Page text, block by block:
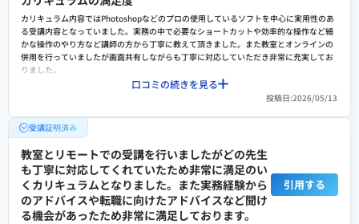
去から増えた機能についても学べて良かったです。 また、コーディングでは最近のWEB
のフレームデザインの主流（階層の分け方や動かし方）を知ることができました。
検討者向けにおすすめポイント
ソフトの操作方法を学ぶのにオススメだと思います。創造性を広げるための学びは別コ
ースも併せてチョイス必要かと思いますが、基礎を固める一歩としては十分かと思いま
カリキュラム内容ではPhotoshopなどのプロの使用しているソフトを中心に実用性のあ
る受講内容となっていました。実務の中で必要なショートカットや効率的な操作など細
かな操作のやり方など講師の方から丁寧に教えて頂きました。また教室とオンラインの
併用を行っていましたが画面共有しながらも丁寧に対応していただき非常に充実してお
りました。
えて頂く機会があったりと非常に満足しておりました。費用は20万前後となっておりま
すがリスキル制度適用となっており卒業してから費用の50％が還元され手厚いサポート
となっていました。
転職や就職/副業・独立サポートの満足度
カリキュラムや転職に向けたサポートやリモートによるキャリアカウンセリングなど充
実しており、自身の転職に向けたアドバイスや強みを引き出して頂き転職活動において
大変助かりました。ただ転職支援や案件紹介などは少なく感じました。リモートでの案
口コミの続きを見る
投稿日:2026/05/13
受講証明済み
教室とリモートでの受講を行いましたがどの先生
も丁寧に対応してくれていたため非常に満足のい
くカリキュラムとなりました。また実務経験から
のアドバイスや転職に向けたアドバイスなど聞け
る機会があったため非常に満足しております。
引用する